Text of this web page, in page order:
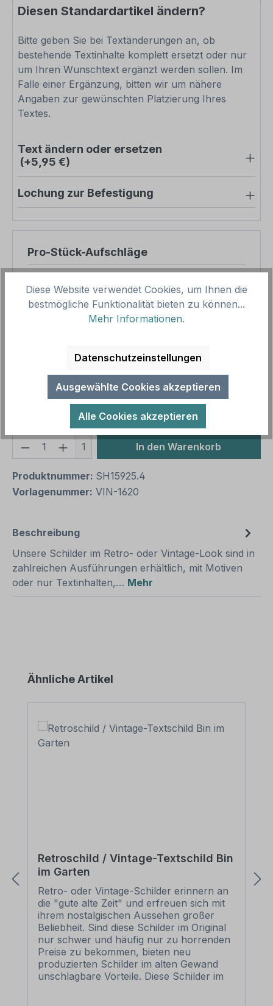
Diesen Standardartikel ändern?
Bitte geben Sie bei Textänderungen an, ob
bestehende Textinhalte komplett ersetzt oder nur
um Ihren Wunschtext ergänzt werden sollen. Im
Falle einer Ergänzung, bitten wir um nähere
Angaben zur gewünschten Platzierung Ihres
Textes.
Text ändern oder ersetzen
(+5,95 €)
Lochung zur Befestigung
Pro-Stück-Aufschläge
Zwischensumme
87,47 €
Gesamtpreis
Preise inkl. MwSt. zzgl. Versandkosten
Aufgrund von Neuberechnungen im Warenkorb sind
abweichende Endpreise möglich.
Produkt Anzahl: Gib den gewünschten
1 In den Warenkorb
Produktnummer: SH15925.4
Vorlagenummer: VIN-1620
Beschreibung
Unsere Schilder im Retro- oder Vintage-Look sind in
zahlreichen Ausführungen erhältlich, mit Motiven
oder nur Textinhalten,… Mehr
Produktgalerie überspringen
Ähnliche Artikel
Retroschild / Vintage-Textschild Bin
im Garten
Retro- oder Vintage-Schilder erinnern an
die "gute alte Zeit" und erfreuen sich mit
ihrem nostalgischen Aussehen großer
Beliebheit. Sind diese Schilder im Original
nur schwer und häufig nur zu horrenden
Preise zu bekommen, bieten neu
produzierten Schilder im alten Gewand
unschlagbare Vorteile. Diese Schilder im
Diese Website verwendet Cookies, um Ihnen die
bestmögliche Funktionalität bieten zu können...
Mehr Informationen.
Datenschutzeinstellungen
Ausgewählte Cookies akzeptieren
Alle Cookies akzeptieren